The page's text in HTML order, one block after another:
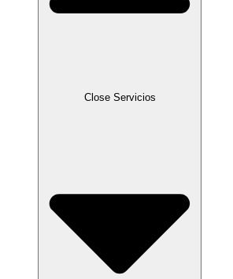
Close Servicios